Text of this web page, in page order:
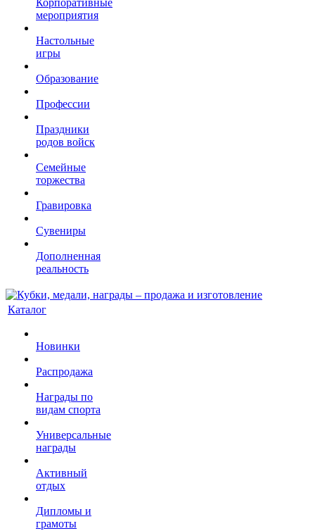
Корпоративные
мероприятия
Настольные
игры
Образование
Профессии
Праздники
родов войск
Семейные
торжества
Гравировка
Сувениры
Дополненная
реальность
Каталог
Новинки
Распродажа
Награды по
видам спорта
Универсальные
награды
Активный
отдых
Дипломы и
грамоты